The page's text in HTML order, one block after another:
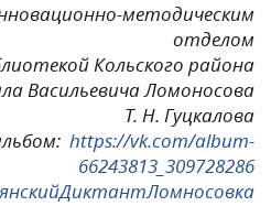
методическим
отделом
Кольского района
Васильевича Ломоносова
Т. Н. Гуцкалова
https://vk.com/album-
66243813_309728286